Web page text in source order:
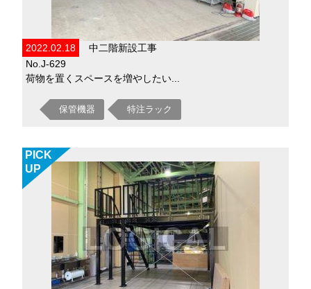
2022.02.18
中二階新設工事
No.J-629
荷物を置くスペースを増やしたい...
保管機器 特注ラック
PICK
UP